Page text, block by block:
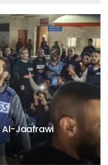
Al-Jaafrawi